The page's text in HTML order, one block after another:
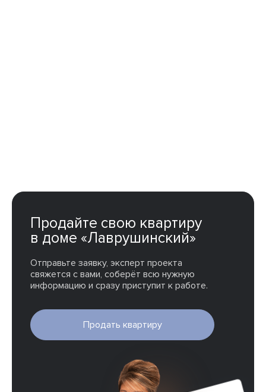
Продайте свою квартиру
в доме «Лаврушинский»
Отправьте заявку, эксперт проекта
свяжется с вами, соберёт всю нужную
информацию и сразу приступит к работе.
Продать квартиру